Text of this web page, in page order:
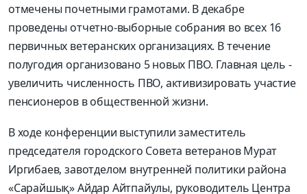
отмечены почетными грамотами. В декабре
проведены отчетно-выборные собрания во всех 16
первичных ветеранских организациях. В течение
полугодия организовано 5 новых ПВО. Главная цель -
увеличить численность ПВО, активизировать участие
пенсионеров в общественной жизни.
В ходе конференции выступили заместитель
председателя городского Совета ветеранов Мурат
Иргибаев, завотделом внутренней политики района
«Сарайшық» Айдар Айтпайулы, руководитель Центра